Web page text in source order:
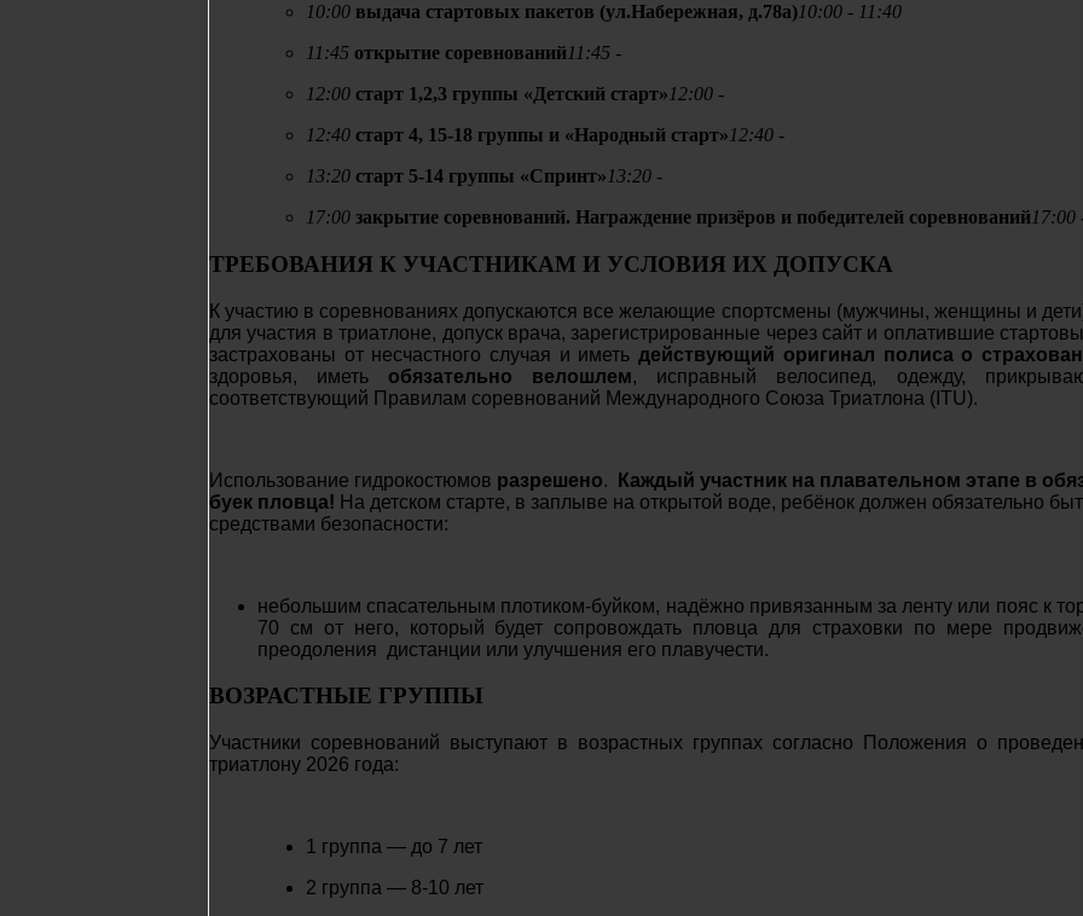
10:00 выдача стартовых пакетов (ул.Набережная, д.78а)10:00 - 11:40
11:45 открытие соревнований11:45 -
12:00 старт 1,2,3 группы «Детский старт» 12:00 -
12:40 старт 4, 15-18 группы и «Народный старт» 12:40 -
13:20 старт 5-14 группы «Спринт» 13:20 -
17:00 закрытие соревнований. Награждение призёров и победителей соревнований17:00
ТРЕБОВАНИЯ К УЧАСТНИКАМ И УСЛОВИЯ ИХ ДОПУСКА
К участию в соревнованиях допускаются все желающие спортсмены (мужчины, женщины и
для участия в триатлоне, допуск врача, зарегистрированные через сайт и оплатившие
застрахованы от несчастного случая и иметьдействующий оригинал полиса о
здоровья, иметь обязательно велошлем, исправный велосипед, одежду,
соответствующий Правилам соревнований Международного Союза Триатлона (ITU).
Использование гидрокостюмов разрешено.
Каждый участник на плавательном этапе в
буек пловца! На детском старте, в заплыве на открытой воде, ребёнок должен обязательно
средствами безопасности:
небольшим спасательным плотиком-буйком, надёжно привязанным за ленту или пояс к
70 см от него, который будет сопровождать пловца для страховки по мере
преодоления дистанции или улучшения его плавучести.
ВОЗРАСТНЫЕ ГРУППЫ
Участники соревнований выступают в возрастных группах согласно Положения о
триатлону 2026 года:
1 группа — до 7 лет
2 группа — 8-10 лет